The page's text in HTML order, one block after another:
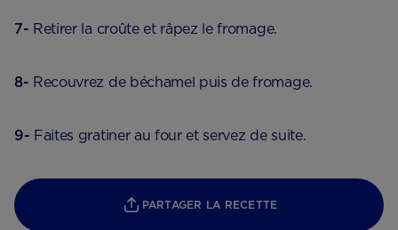
7- Retirer la croûte et râpez le fromage.
8- Recouvrez de béchamel puis de fromage.
9- Faites gratiner au four et servez de suite.
PARTAGER LA RECETTE